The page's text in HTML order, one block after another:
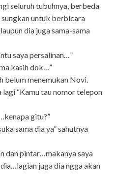
seluruh tubuhnya, berbeda
untuk berbicara
dia juga sama-sama
saya persalinan…”
kasih dok…”
belum menemukan Novi.
“Kamu tau nomor telepon
gitu?”
sama dia ya” sahutnya
dan pintar…makanya saya
juga dia ngga akan